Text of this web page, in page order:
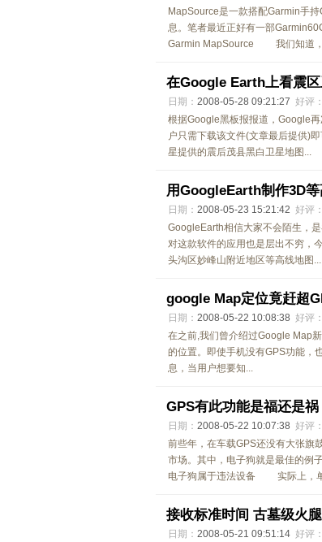
MapSource是一款搭配Garmin手
息。笔者最近正好有一部
Garmin MapSource 我们知道，
在Google Earth上看震
日期： 2008-05-28 09:21:27 好评：
根据Google黑板报报道，Google
户只需下载该文件(文章最后提供)
星提供的震后茂县黑白卫星地图...
用GoogleEarth制作3D等
日期： 2008-05-23 15:21:42 好评：
GoogleEarth相信大家不会陌生，
对这款软件的应用也是层出不穷，
头沟区妙峰山附近地区等高线地图...
google Map定位竟赶超
日期： 2008-05-22 10:08:38 好评：
在之前,我们曾介绍过Google Map
的位置。即使手机没有GPS功能
息，当用户想要知...
GPS有此功能是福还是祸
日期： 2008-05-22 10:07:38 好评：
前些年，在车载GPS还没有大张旗
市场。其中，电子狗就是最佳的例
电子狗属于违法设备 实际上，
接收标准时间 古墓级火
日期： 2008-05-21 09:51:14 好评：